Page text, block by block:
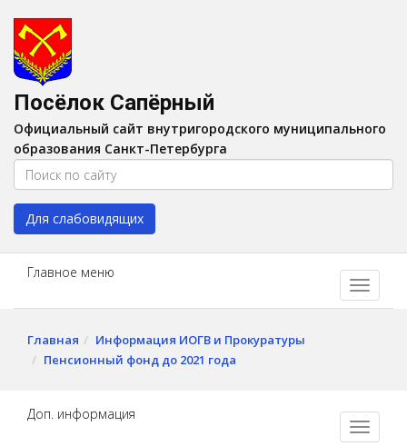
Изображения:
Цвет:A A
Посёлок Сапёрный
Официальный сайт внутригородского муниципального
образования Санкт-Петербурга
Для слабовидящих
Главное меню
Главная
Информация ИОГВ и Прокуратуры
Пенсионный фонд до 2021 года
Доп. информация